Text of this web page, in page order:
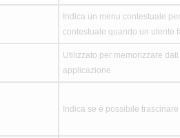
Indica un menu contestuale
contestuale quando un utente
Utilizzato per memorizzare
applicazione
Indica se è possibile